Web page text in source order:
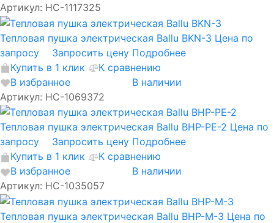
Артикул: НС-1117325
Тепловая пушка электрическая Ballu BKN-3 Цена по
запросу
Запросить цену Подробнее
Купить в 1 клик
К сравнению
В избранное
В наличии
Артикул: НС-1069372
Тепловая пушка электрическая Ballu BHP-PE-2 Цена по
запросу
Запросить цену Подробнее
Купить в 1 клик
К сравнению
В избранное
В наличии
Артикул: НС-1035057
Тепловая пушка электрическая Ballu BHP-M-3 Цена по